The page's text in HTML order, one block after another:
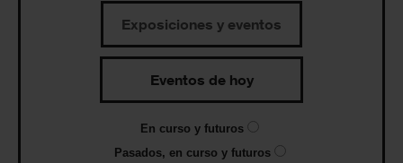
Exposiciones y eventos
Eventos de hoy
En curso y futuros
Pasados, en curso y futuros